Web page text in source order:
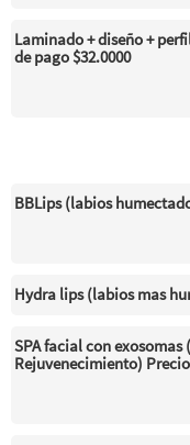
Laminado + diseño +
de pago $32.0000
BBLips (labios
Hydra lips (labios mas
SPA facial con
Rejuvenecimiento)